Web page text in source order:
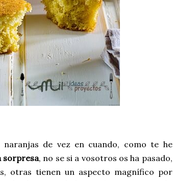
de vez en cuando, como te he
sorpresa, no se si a vosotros os ha pasado,
otras tienen un aspecto magnífico por